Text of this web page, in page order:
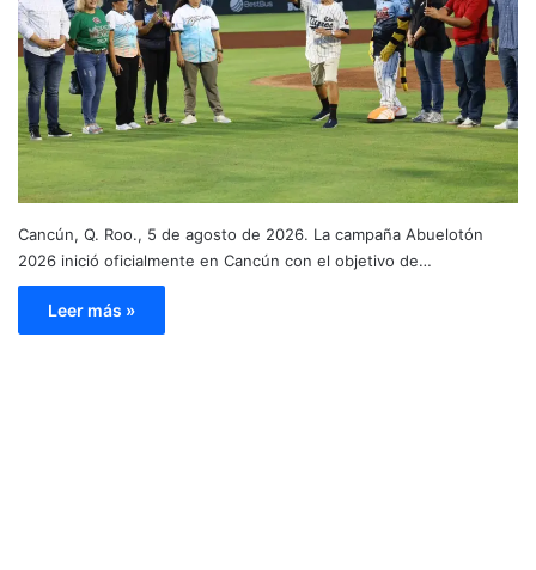
Cancún, Q. Roo., 5 de agosto de 2026. La campaña Abuelotón
2026 inició oficialmente en Cancún con el objetivo de…
Leer más »